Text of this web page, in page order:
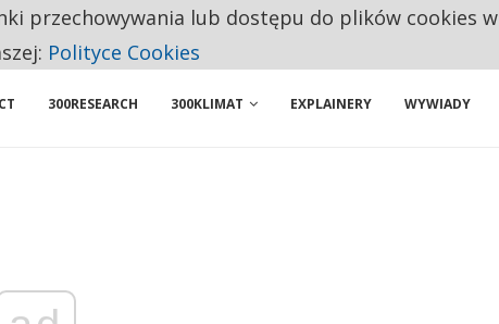
ZAKUPY
300RESEARCH 300KLIMAT EXPLAINERY WYWIADY
przechowywania lub dostępu do plików cookies w
Polityce Cookies